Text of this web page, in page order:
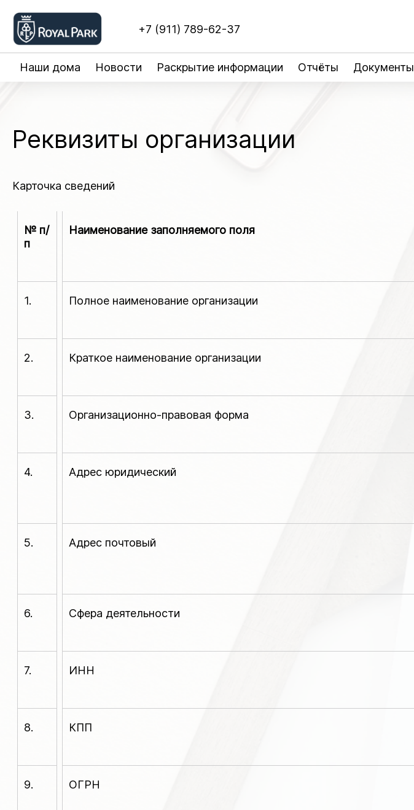
+7 (911) 789-62-37
Наши дома Новости Раскрытие информации Отчёты Документы
Реквизиты организации
Карточка сведений
№ п/
п
Наименование заполняемого поля
1. Полное наименование организации
2. Краткое наименование организации
3. Организационно-правовая форма
4. Адрес юридический
5. Адрес почтовый
6. Сфера деятельности
7. ИНН
8. КПП
9. ОГРН